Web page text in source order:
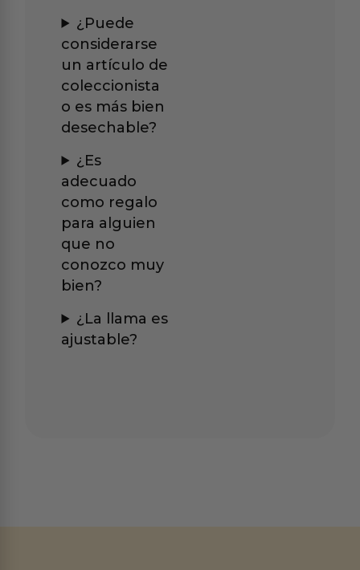
¿Puede
considerarse
un artículo de
coleccionista
o es más bien
desechable?
¿Es
adecuado
como regalo
para alguien
que no
conozco muy
bien?
¿La llama es
ajustable?